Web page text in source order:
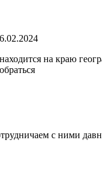
на краю
с ними